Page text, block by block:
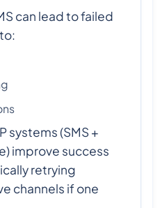
can lead to failed
systems (SMS +
improve success
retrying
channels if one